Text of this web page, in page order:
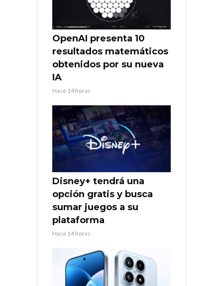
OpenAI presenta 10
resultados matemáticos
obtenidos por su nueva
IA
Hace 14 horas
Disney+ tendrá una
opción gratis y busca
sumar juegos a su
plataforma
Hace 14 horas